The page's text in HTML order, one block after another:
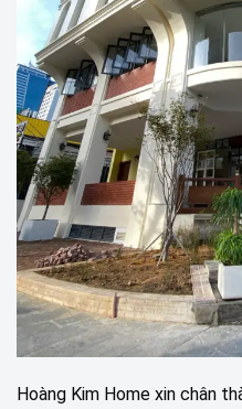
Hoàng Kim Home xin chân